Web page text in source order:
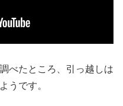
べたところ、引っ越しは
うです。